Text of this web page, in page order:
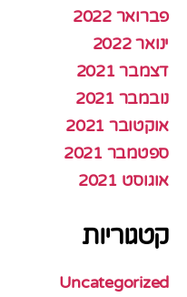
פברואר 2022
ינואר 2022
דצמבר 2021
נובמבר 2021
אוקטובר 2021
ספטמבר 2021
אוגוסט 2021
קטגוריות
Uncategorized